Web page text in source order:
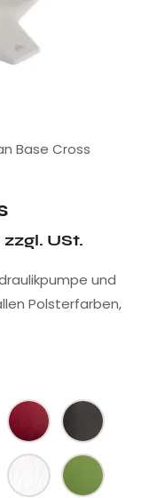
Base Cross
zzgl. USt.
und
Polsterfarben,